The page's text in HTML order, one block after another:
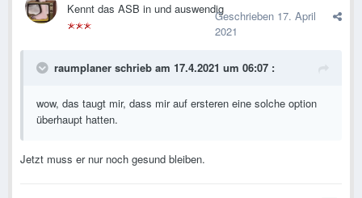
Kennt das ASB in und auswendigGeschrieben 17. April
2021
raumplaner schrieb am 17.4.2021 um 06:07 :
wow, das taugt mir, dass mir auf ersteren eine solche option
überhaupt hatten.
Jetzt muss er nur noch gesund bleiben.